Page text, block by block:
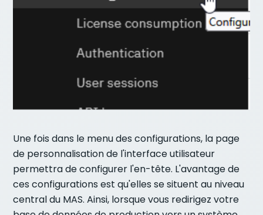
Une fois dans le menu des configurations, la page
de personnalisation de l'interface utilisateur
permettra de configurer l'en-tête. L'avantage de
ces configurations est qu'elles se situent au niveau
central du MAS. Ainsi, lorsque vous redirigez votre